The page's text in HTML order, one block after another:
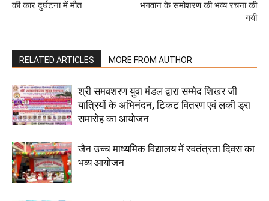
की कार दुर्घटना में मौत
भगवान के समोशरण की भव्य रचना की
गयी
RELATED ARTICLES MORE FROM AUTHOR
श्री समवशरण युवा मंडल द्वारा सम्मेद शिखर जी
यात्रियों के अभिनंदन, टिकट वितरण एवं लकी ड्रा
समारोह का आयोजन
जैन उच्च माध्यमिक विद्यालय में स्वतंत्रता दिवस का
भव्य आयोजन